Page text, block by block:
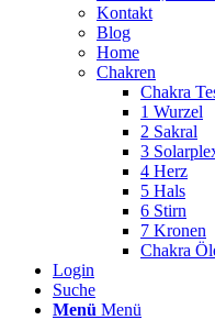
Kontakt
Blog
Home
Chakren
Chakra
1 Wurzel
2 Sakral
3
4 Herz
5 Hals
6 Stirn
7 Kronen
Chakra
Login
Suche
Menü Menü